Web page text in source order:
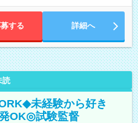
する 詳細へ
読
未経験から好き
OK◎試験監督